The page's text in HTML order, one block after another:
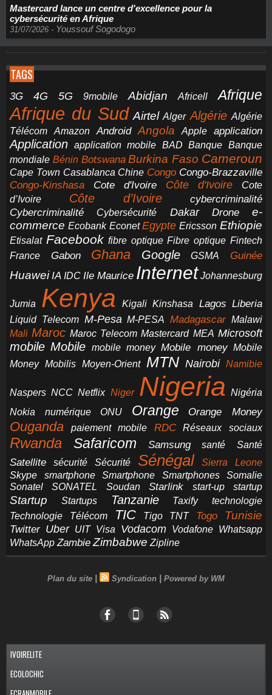
Mastercard lance un centre d'excellence pour la
cybersécurité en Afrique
31/07/2026 - Youssouf Sogodogo
TAGS
3G 4G 5G 9mobile Abidjan Africell Afrique
Afrique du Sud Airtel Alger Algérie Algérie
Télécom
Amazon Android Angola Apple application
Application application mobile BAD Banque Banque
mondiale Bénin Botswana Burkina Faso Cameroun
Cape Town Casablanca Chine Congo Congo-Brazzaville
Congo-Kinshasa Cote d'Ivoire Côte d'Ivoire
Cote
d’Ivoire
Côte d’Ivoire
cybercriminalité
Cybercriminalité
Cybersécurité Dakar Drone
e-
commerce Ecobank Econet Egypte Ericsson Ethiopie
Etisalat Facebook fibre optique Fibre optique Fintech
France
Gabon Ghana Google GSMA Guinée
Huawei IA IDC Ile Maurice Internet Johannesburg
Jumia Kenya Kigali Kinshasa Lagos Liberia
Liquid Telecom M-Pesa M-PESA Madagascar Malawi
Mali Maroc Maroc Telecom Mastercard MEA Microsoft
mobile Mobile mobile money Mobile money Mobile
Money Mobilis Moyen-Orient MTN Nairobi Namibie
Naspers NCC Netflix Niger Nigeria Nigéria
Nokia
numérique ONU Orange Orange Money
Ouganda paiement mobile RDC Réseaux sociaux
Rwanda Safaricom Samsung santé Santé
Satellite sécurité Sécurité Sénégal
Sierra Leone
Skype
smartphone Smartphone Smartphones
Somalie
Sonatel
SONATEL Soudan Starlink start-up startup
Startup Startups Tanzanie Taxify
technologie
Technologie
Télécom TIC Tigo TNT Togo Tunisie
Twitter Uber UIT Visa Vodacom Vodafone Whatsapp
WhatsApp Zambie Zimbabwe Zipline
Plan du site | Syndication | Powered by WM
IVOIRELITE
ECOLOCHIC